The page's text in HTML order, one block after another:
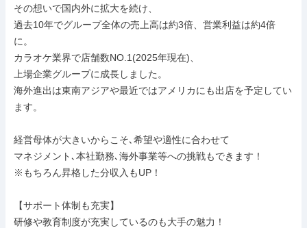
その想いで国内外に拡大を続け、
過去10年でグループ全体の売上高は約3倍、営業利益は約4倍
に。
カラオケ業界で店舗数NO.1(2025年現在)、
上場企業グループに成長しました。
海外進出は東南アジアや最近ではアメリカにも出店を予定してい
ます。
経営母体が大きいからこそ､希望や適性に合わせて
マネジメント､本社勤務､海外事業等への挑戦もできます！
※もちろん昇格した分収入もUP！
【サポート体制も充実】
研修や教育制度が充実しているのも大手の魅力！